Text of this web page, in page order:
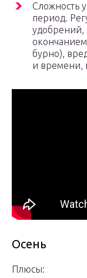
Сложность
период.
удобрений,
бурно),
и времени,
Осень
Плюсы: